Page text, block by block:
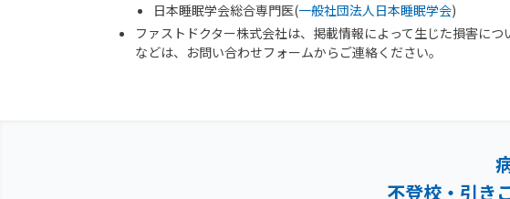
日本睡眠学会総合専門医(一般社団法人日本睡眠学会)
ファストドクター株式会社は、掲載情報によって生じた損害に
などは、お問い合わせフォームからご連絡ください。
不登校・引き